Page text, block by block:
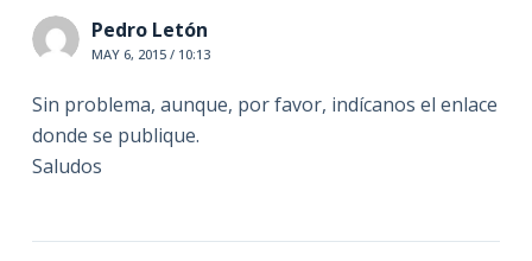
Pedro Letón
MAY 6, 2015 / 10:13
Sin problema, aunque, por favor, indícanos el enlace
donde se publique.
Saludos